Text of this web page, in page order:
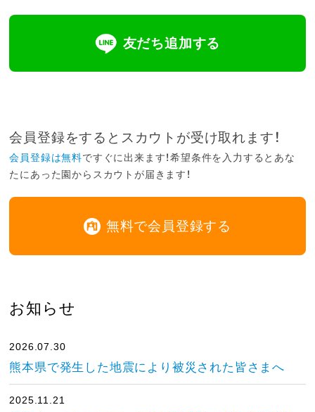
友だち追加する
会員登録をするとスカウトが受け取れます！
会員登録は無料ですぐに出来ます！希望条件を入力するとあな
たにあった園からスカウトが届きます！
無料で会員登録する
お知らせ
2026.07.30
熊本県で発生した地震により被災された皆さまへ
2025.11.21